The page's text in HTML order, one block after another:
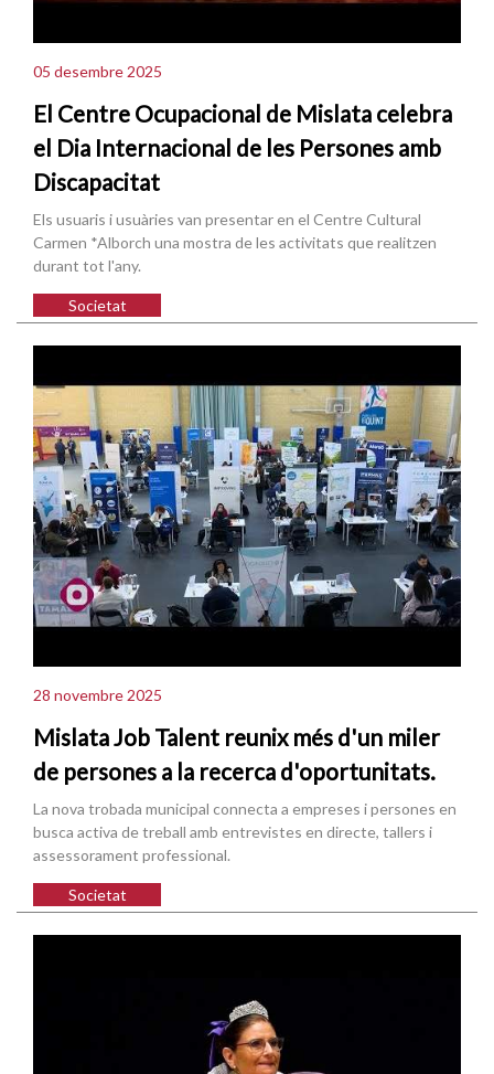
05 desembre 2025
El Centre Ocupacional de Mislata celebra
el Dia Internacional de les Persones amb
Discapacitat
Els usuaris i usuàries van presentar en el Centre Cultural
Carmen *Alborch una mostra de les activitats que realitzen
durant tot l'any.
Societat
28 novembre 2025
Mislata Job Talent reunix més d'un miler
de persones a la recerca d'oportunitats.
La nova trobada municipal connecta a empreses i persones en
busca activa de treball amb entrevistes en directe, tallers i
assessorament professional.
Societat